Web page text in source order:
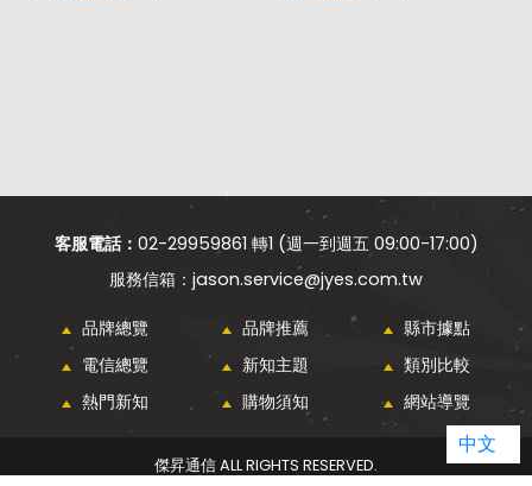
客服電話： 02-29959861 轉1 (週一到週五 09:00-17:00)
jason.service@jyes.com.tw
品牌總覽 品牌推薦
縣市據點
電信總覽
新知主題
類別比較
熱門新知
購物須知 網站導覽
傑昇通信 ALL RIGHTS RESERVED.
中文